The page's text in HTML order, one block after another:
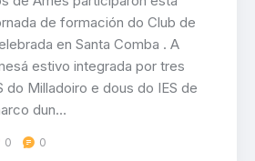
de formación do Club de
en Santa Comba . A
estivo integrada por tres
do Milladoiro e dous do IES de
dun…
0 0